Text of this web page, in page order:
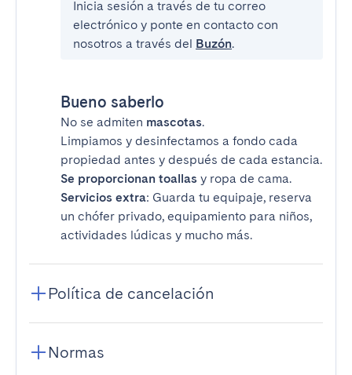
Inicia sesión a través de tu correo
electrónico y ponte en contacto con
nosotros a través del Buzón.
Bueno saberlo
No se admiten mascotas.
Limpiamos y desinfectamos a fondo cada
propiedad antes y después de cada estancia.
Se proporcionan toallas y ropa de cama.
Servicios extra: Guarda tu equipaje, reserva
un chófer privado, equipamiento para niños,
actividades lúdicas y mucho más.
Política de cancelación
Normas